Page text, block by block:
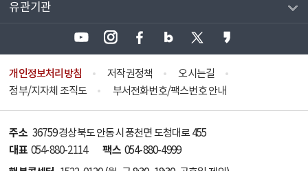
유관기관
개인정보처리방침 저작권정책
오시는길
정부/지자체 조직도
부서전화번호/팩스번호 안내
주소 36759 경상북도 안동시 풍천면 도청대로 455
대표 054-880-2114 팩스 054-880-4999